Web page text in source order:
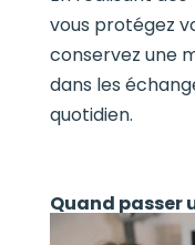
vous protégez
conservez une
dans les
quotidien.
Quand passer